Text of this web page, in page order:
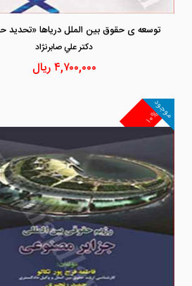
دكتر علي صابرنژاد
۴,۷۰۰,۰۰۰ریال
۱۰%
موجود